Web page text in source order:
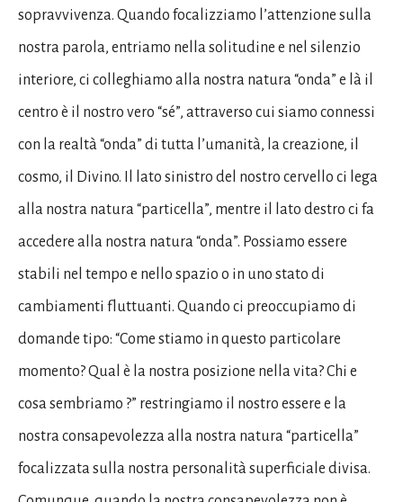
sopravvivenza. Quando focalizziamo l’attenzione sulla
nostra parola, entriamo nella solitudine e nel silenzio
interiore, ci colleghiamo alla nostra natura “onda” e là il
centro è il nostro vero “sé”, attraverso cui siamo connessi
con la realtà “onda” di tutta l’umanità, la creazione, il
cosmo, il Divino. Il lato sinistro del nostro cervello ci lega
alla nostra natura “particella”, mentre il lato destro ci fa
accedere alla nostra natura “onda”. Possiamo essere
stabili nel tempo e nello spazio o in uno stato di
cambiamenti fluttuanti. Quando ci preoccupiamo di
domande tipo: “Come stiamo in questo particolare
momento? Qual è la nostra posizione nella vita? Chi e
cosa sembriamo ?” restringiamo il nostro essere e la
nostra consapevolezza alla nostra natura “particella”
focalizzata sulla nostra personalità superficiale divisa.